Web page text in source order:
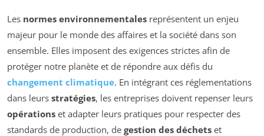
Les normes environnementales représentent un enjeu
majeur pour le monde des affaires et la société dans son
ensemble. Elles imposent des exigences strictes afin de
protéger notre planète et de répondre aux défis du
changement climatique. En intégrant ces réglementations
dans leurs stratégies, les entreprises doivent repenser leurs
opérations et adapter leurs pratiques pour respecter des
standards de production, de gestion des déchets et